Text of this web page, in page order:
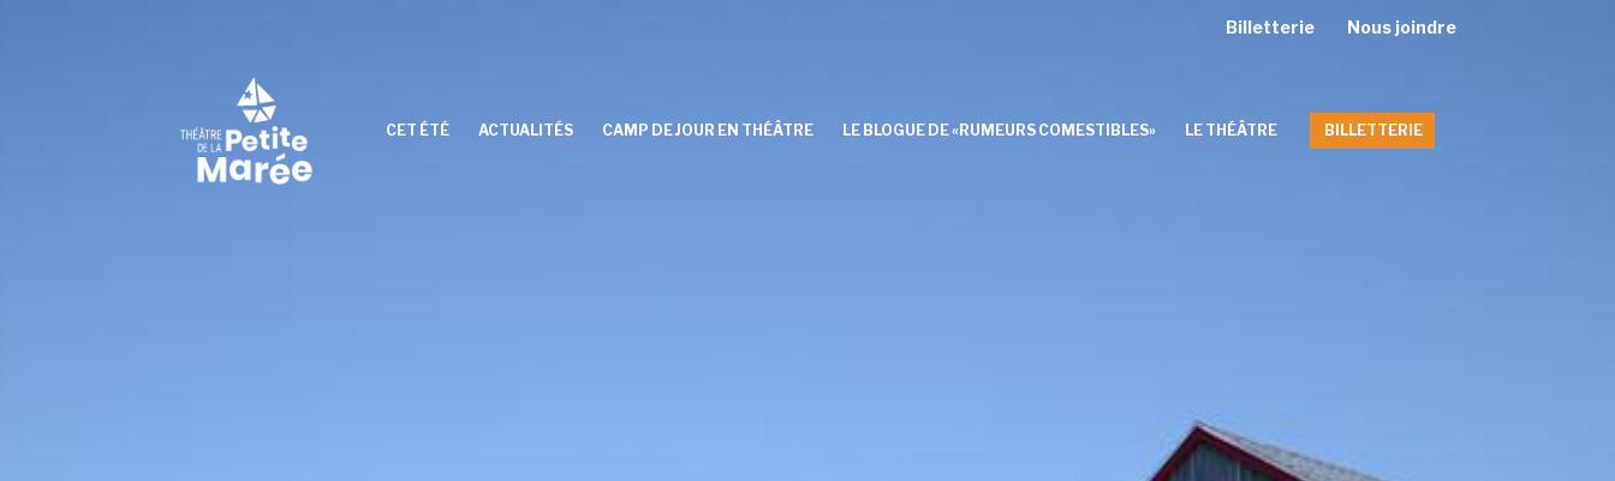
Billetterie Nous joindre
THÉÂTRE
DE
LA
PETITE
CET ÉTÉ ACTUALITÉS CAMP DE JOUR EN THÉÂTRE LE BLOGUE DE «RUMEURS COMESTIBLES» LE THÉÂTRE BILLETTERIE